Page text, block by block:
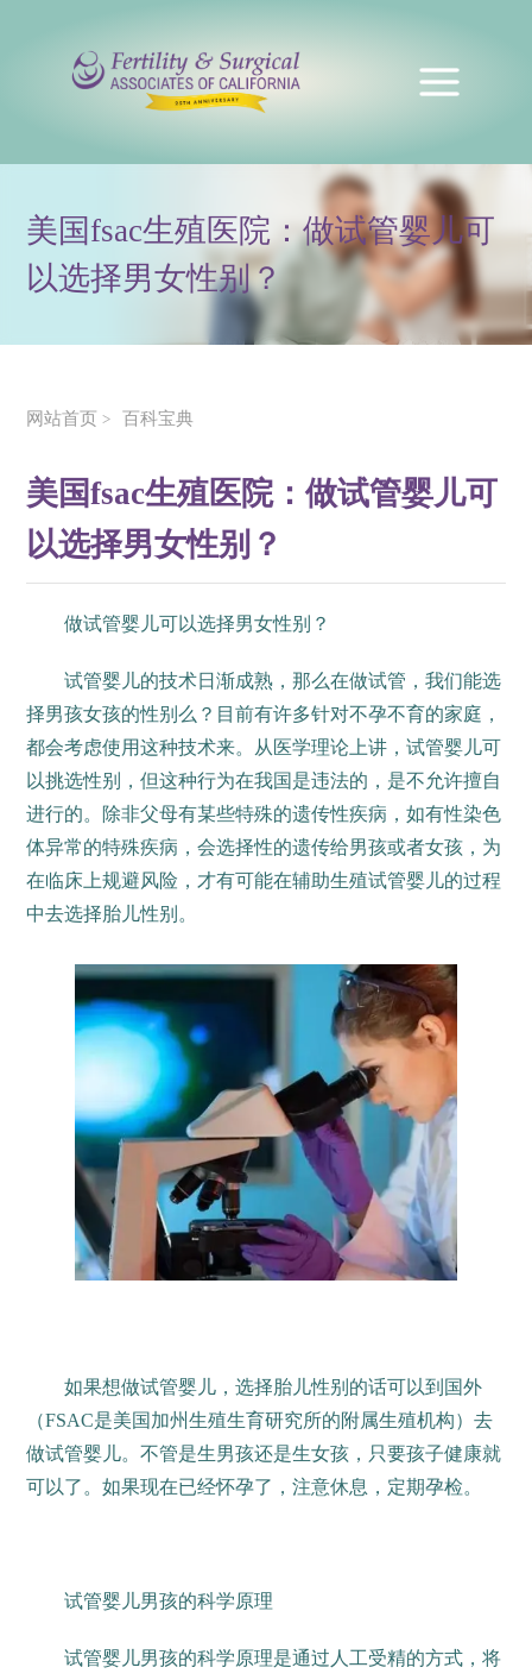
美国fsac生殖医院：做试管婴儿可
以选择男女性别？
网站首页 > 百科宝典
美国fsac生殖医院：做试管婴儿可
以选择男女性别？
做试管婴儿可以选择男女性别？
试管婴儿的技术日渐成熟，那么在做试管，我们能选
择男孩女孩的性别么？目前有许多针对不孕不育的家庭，
都会考虑使用这种技术来。从医学理论上讲，试管婴儿可
以挑选性别，但这种行为在我国是违法的，是不允许擅自
进行的。除非父母有某些特殊的遗传性疾病，如有性染色
体异常的特殊疾病，会选择性的遗传给男孩或者女孩，为
在临床上规避风险，才有可能在辅助生殖试管婴儿的过程
中去选择胎儿性别。
如果想做试管婴儿，选择胎儿性别的话可以到国外
（FSAC是美国加州生殖生育研究所的附属生殖机构）去
做试管婴儿。不管是生男孩还是生女孩，只要孩子健康就
可以了。如果现在已经怀孕了，注意休息，定期孕检。
试管婴儿男孩的科学原理
试管婴儿男孩的科学原理是通过人工受精的方式，将